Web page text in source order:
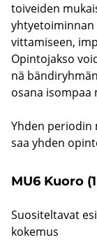
toi­vei­den
yh­tye­toi­min­nan
vit­ta­mi­seen,
Opin­to­jak­so
nä
osana isom­paa
Yhden pe­rio­din
saa yhden
MU6 Kuoro
Suo­si­tel­ta­vat
ko­ke­mus